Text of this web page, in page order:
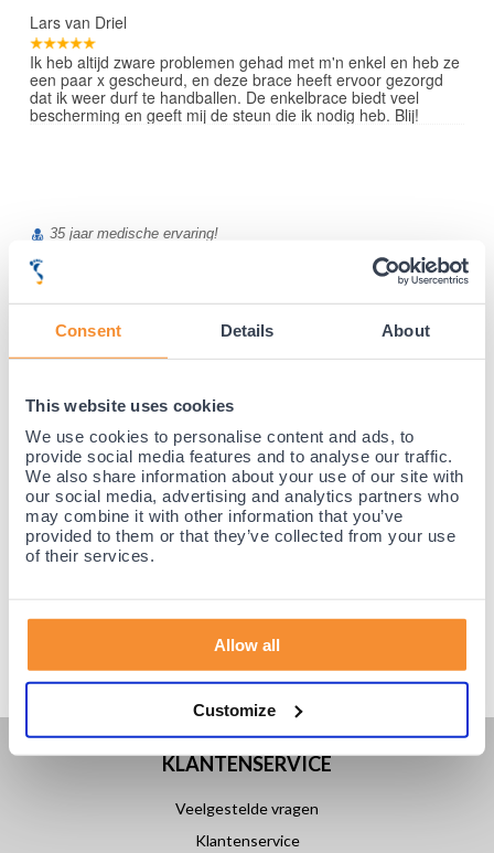
Consent Details About
This website uses cookies
We use cookies to personalise content and ads, to
provide social media features and to analyse our traffic.
We also share information about your use of our site with
our social media, advertising and analytics partners who
may combine it with other information that you’ve
provided to them or that they’ve collected from your use
of their services.
Allow all
Customize
Lars van Driel
Ik heb altijd zware problemen gehad met m'n enkel en heb ze
een paar x gescheurd, en deze brace heeft ervoor gezorgd
dat ik weer durf te handballen. De enkelbrace biedt veel
bescherming en geeft mij de steun die ik nodig heb. Blij!
35 jaar medische ervaring!
KLANTENSERVICE
Veelgestelde vragen
Klantenservice